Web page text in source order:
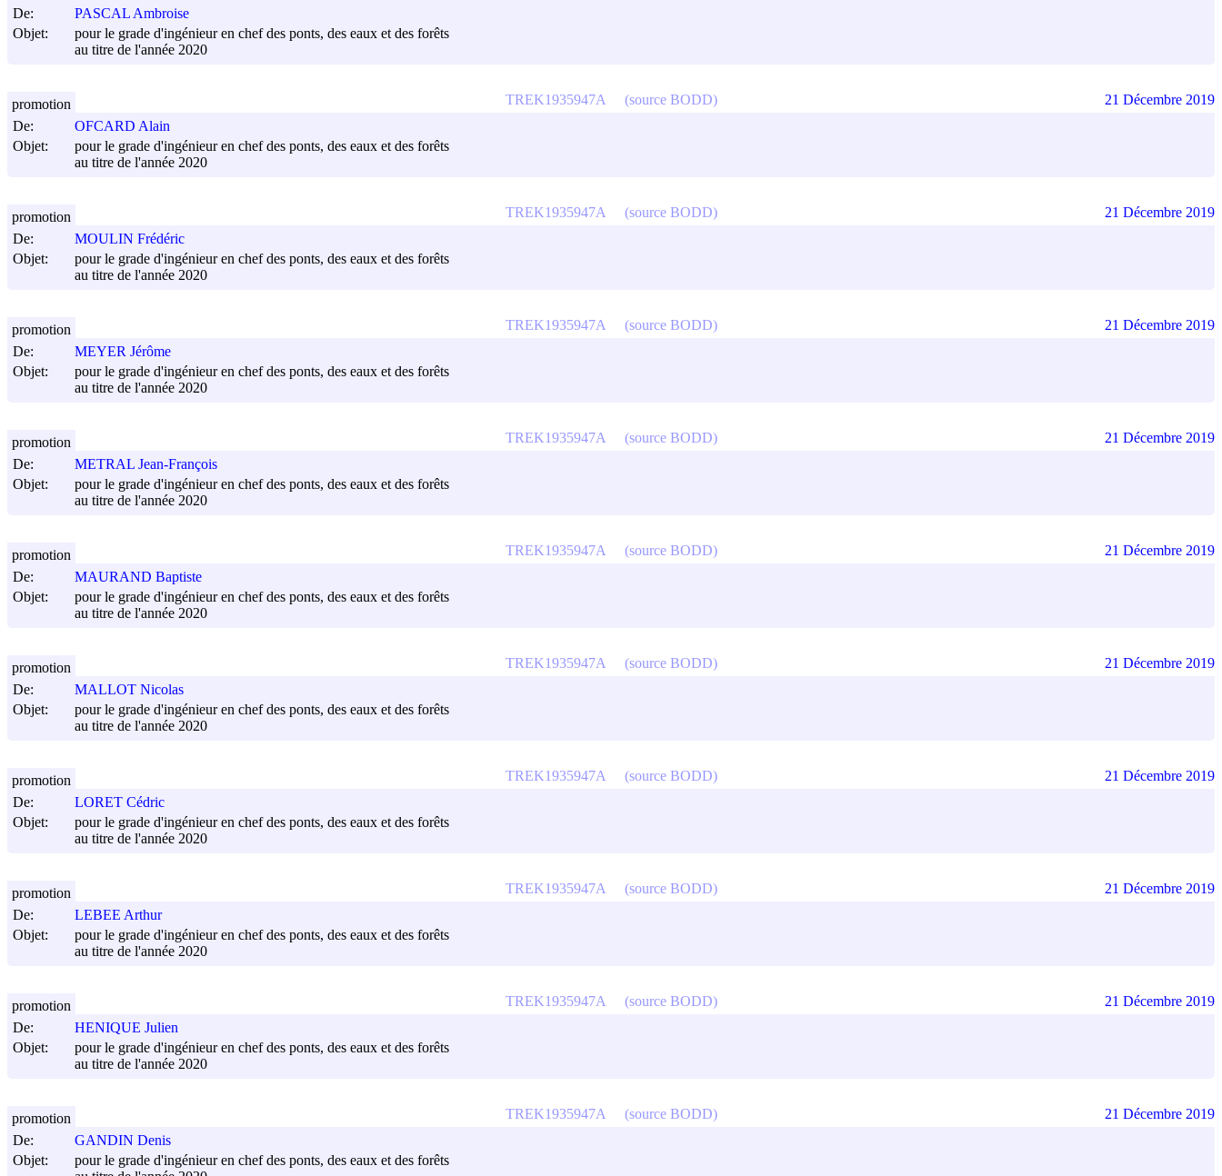
De:
PASCAL Ambroise
Objet:
pour le grade d'ingénieur en chef des ponts, des eaux et des forêts
au titre de l'année 2020
De:
OFCARD Alain
Objet:
pour le grade d'ingénieur en chef des ponts, des eaux et des forêts
au titre de l'année 2020
TREK1935947A (source BODD)
promotion 21 Décembre 2019
De:
MOULIN Frédéric
Objet:
pour le grade d'ingénieur en chef des ponts, des eaux et des forêts
au titre de l'année 2020
TREK1935947A (source BODD)
promotion 21 Décembre 2019
De:
MEYER Jérôme
Objet:
pour le grade d'ingénieur en chef des ponts, des eaux et des forêts
au titre de l'année 2020
TREK1935947A (source BODD)
promotion 21 Décembre 2019
De:
METRAL Jean-François
Objet:
pour le grade d'ingénieur en chef des ponts, des eaux et des forêts
au titre de l'année 2020
TREK1935947A (source BODD)
promotion 21 Décembre 2019
De:
MAURAND Baptiste
Objet:
pour le grade d'ingénieur en chef des ponts, des eaux et des forêts
au titre de l'année 2020
TREK1935947A (source BODD)
promotion 21 Décembre 2019
De:
MALLOT Nicolas
Objet:
pour le grade d'ingénieur en chef des ponts, des eaux et des forêts
au titre de l'année 2020
TREK1935947A (source BODD)
promotion 21 Décembre 2019
De:
LORET Cédric
Objet:
pour le grade d'ingénieur en chef des ponts, des eaux et des forêts
au titre de l'année 2020
TREK1935947A (source BODD)
promotion 21 Décembre 2019
De:
LEBEE Arthur
Objet:
pour le grade d'ingénieur en chef des ponts, des eaux et des forêts
au titre de l'année 2020
TREK1935947A (source BODD)
promotion 21 Décembre 2019
De:
HENIQUE Julien
Objet:
pour le grade d'ingénieur en chef des ponts, des eaux et des forêts
au titre de l'année 2020
TREK1935947A (source BODD)
promotion 21 Décembre 2019
De:
GANDIN Denis
Objet:
pour le grade d'ingénieur en chef des ponts, des eaux et des forêts
TREK1935947A (source BODD)
promotion 21 Décembre 2019